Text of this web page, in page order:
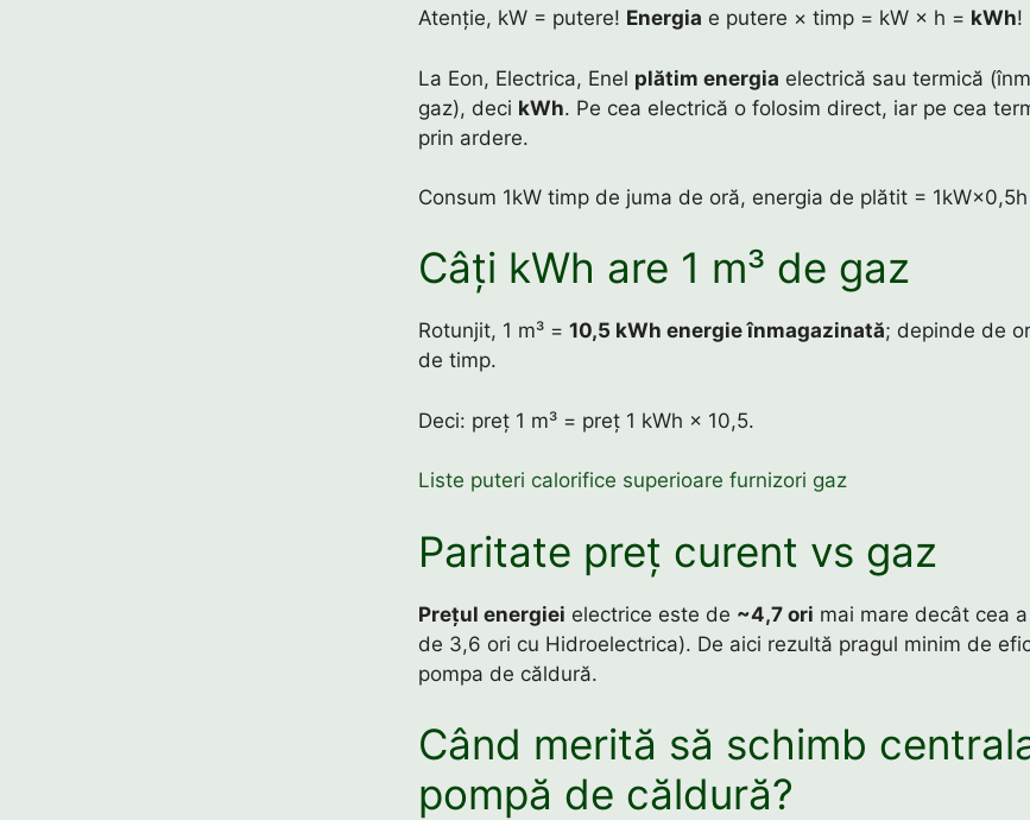
Atenție, kW = putere! Energia e putere × timp = kW × h = kWh!
La Eon, Electrica, Enel plătim energia electrică sau termică
gaz), deci kWh. Pe cea electrică o folosim direct, iar pe cea
prin ardere.
Consum 1kW timp de juma de oră, energia de plătit =
Câți kWh are 1 m³ de gaz
Rotunjit, 1 m³ = 10,5 kWh energie înmagazinată; depinde de
de timp.
Deci: preț 1 m³ = preț 1 kWh × 10,5.
Liste puteri calorifice superioare furnizori gaz
Paritate preț curent vs gaz
Prețul energiei electrice este de ~4,7 ori mai mare decât cea
de 3,6 ori cu Hidroelectrica). De aici rezultă pragul minim de
pompa de căldură.
Când merită să schimb
pompă de căldură?